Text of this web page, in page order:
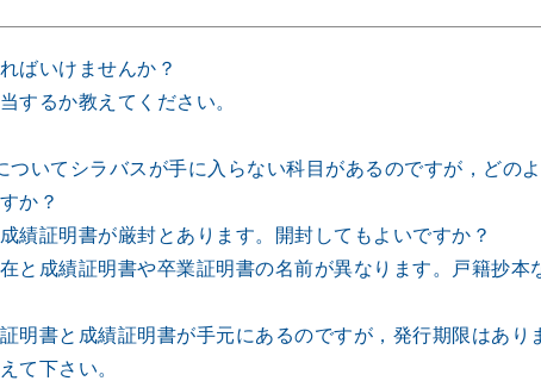
ばいけませんか？
するか教えてください。
ついてシラバスが手に入らない科目があるのですが，どの
か？
績証明書が厳封とあります。開封してもよいですか？
と成績証明書や卒業証明書の名前が異なります。戸籍抄本
明書と成績証明書が手元にあるのですが，発行期限はあり
て下さい。